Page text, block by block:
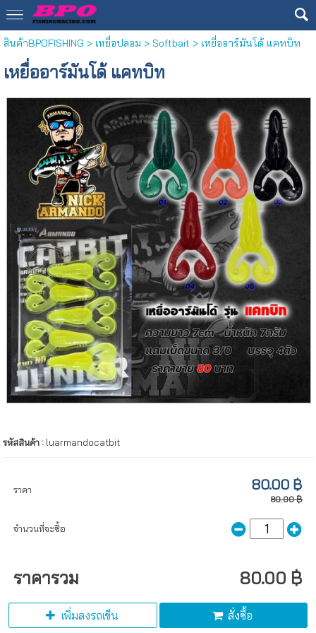
สินค้าBPOFISHING > เหยื่อปลอม > Softbait > เหยื่ออาร์มันโด้ แคทบิท
เหยื่ออาร์มันโด้ แคทบิท
รหัสสินค้า : luarmandocatbit
ราคา 80.00 ฿
80.00 ฿
จำนวนที่จะซื้อ
ราคารวม 80.00 ฿
เพิ่มลงรถเข็น สั่งซื้อ